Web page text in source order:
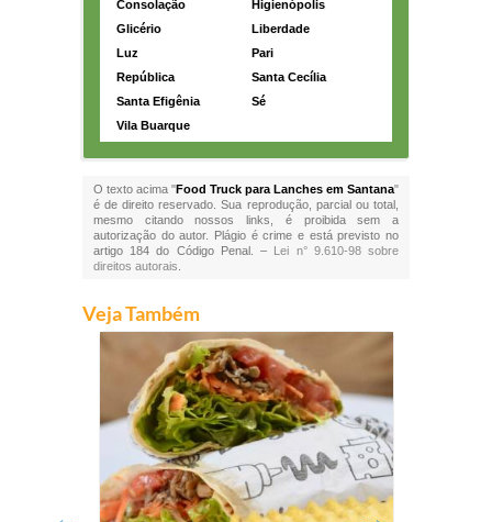
Consolação
Higienópolis
Glicério
Liberdade
Luz
Pari
República
Santa Cecília
Santa Efigênia
Sé
Vila Buarque
O texto acima "Food Truck para Lanches em Santana"
é de direito reservado. Sua reprodução, parcial ou total,
mesmo citando nossos links, é proibida sem a
autorização do autor. Plágio é crime e está previsto no
artigo 184 do Código Penal. – Lei n° 9.610-98 sobre
direitos autorais
Veja Também